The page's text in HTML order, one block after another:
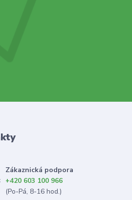
Zákaznická podpora
+420 603 100 966
(Po-Pá, 8-16 hod.)